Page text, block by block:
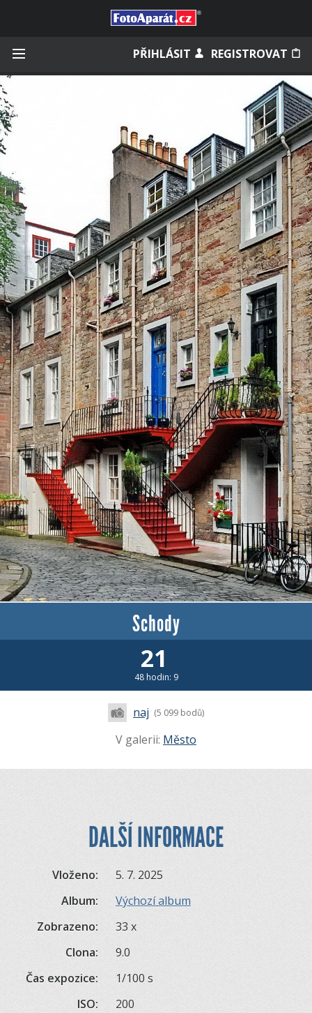
PŘIHLÁSIT REGISTROVAT
Zapomněli jste heslo?
Měli jste účet na starém webu?
Schody
21
48 hodin: 9
naj (5 099 bodů)
V galerii: Město
DALŠÍ INFORMACE
Vloženo:
5. 7. 2025
Album:
Výchozí album
Zobrazeno:
33 x
Clona:
9.0
Čas expozice:
1/100 s
ISO:
200